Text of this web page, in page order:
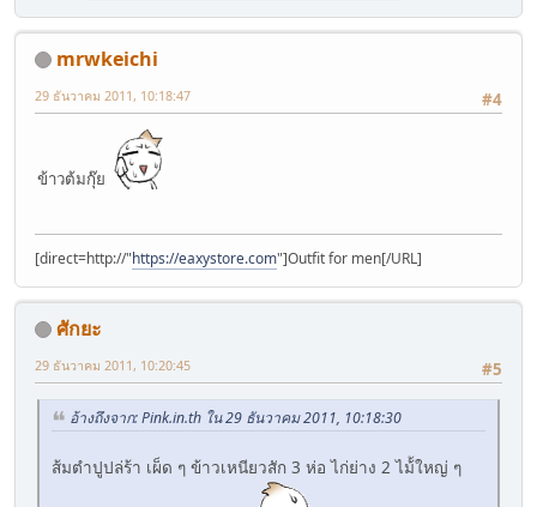
mrwkeichi
#4
29 ธันวาคม 2011, 10:18:47
ข้าวต้มกุ๊ย
[direct=http://"https://eaxystore.com"]Outfit for men[/URL]
ศักยะ
#5
29 ธันวาคม 2011, 10:20:45
อ้างถึงจาก: Pink.in.th ใน 29 ธันวาคม 2011, 10:18:30
ส้มตำปูปล่ร้า เผ็ด ๆ ข้าวเหนียวสัก 3 ห่อ ไก่ย่าง 2 ไม้้ใหญ่ ๆ